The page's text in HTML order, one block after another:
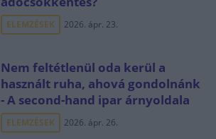
ELEMZÉSEK 2026. ápr. 23.
Nem feltétlenül oda kerül a
használt ruha, ahová gondolnánk
- A second-hand ipar árnyoldala
ELEMZÉSEK 2026. ápr. 26.